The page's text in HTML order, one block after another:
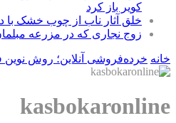
کویر باز کرد
خلق آثار ناب از چوب خشک با
زوج نجاری که در مزرعه
خانه خرده‌فروشی آنلاین؛ روش
kasbokaronline